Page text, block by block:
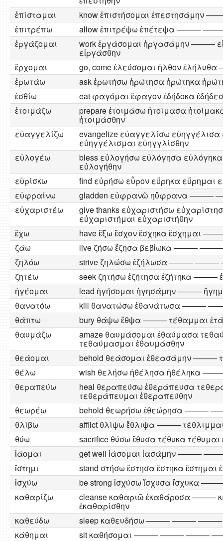
ἐπίσταμαι
know ἐπιστήσομαι ἐπεστησάμην
ἐπιτρέπω
allow ἐπιτρέψω ἐπέτεψα ———
ἐργάζομαι
work ἐργάσομαι ἠργασάμην ———
εἰργάσθην
ἔρχομαι
go, come ἐλεύσομαι ἠλθον
ἐρωτάω
ask ἐρωτήσω ἠρώτησα ἠρώτηκα
ἐσθίω
eat φαγόμαι ἔφαγον ἐδήδοκα
ἐτοιμάζω
prepare ἐτοιμάσω ἡτοίμασα
ἡτοιμάσθην
εὐαγγελίζω
evangelize εὐαγγελίσω εὐηγγέλισα
εὐηγγέλισμαι εὐηγγλίσθην
εὐλογέω
bless εὐλογήσω εὐλόγησα
εὐλογήθην
εὑρίσκω
find εὑρήσω εὗρον εὕρηκα εὕρημαι
εὐφραίνω
gladden εὐφρανῶ ηὔφρανα ———
εὐχαριστέω
give thanks εὐχαριστήσω
εὐχαριστήμαι εὐχαριστήθην
ἔχω
have ἕξω ἔσχον ἔσχηκα ἔσχημαι
ζάω
live ζήσω ἔζησα βεβἰωκα ——— ———
ζηλόω
strive ζηλώσω ἐζήλωσα ———
ζητέω
seek ζητήσω ἐζήτησα ἐζήτηκα ———
ἡγέομαι
lead ἡγήσομαι ἡγησάμην ———
θανατόω
kill θανατώσω ἐθανάτωσα ———
θάπτω
bury θάψω ἔθψα ——— τέθαμμαι
θαυμάζω
amaze θαυμάσομαι ἐθαύμασα
τεθαύμασμαι ἐθαυμάσθην
θεάομαι
behold θεάσομαι ἐθεασάμην ———
θέλω
wish θελήσω ἠθέλησα ἠθέληκα
θεραπεύω
heal θεραπεύσω ἐθεράπευσα
τεθεράπευμαι ἐθεραπεύθην
θεωρέω
behold θεωρήσω ἐθεώρησα
θλίβω
afflict θλίψω ἔθλιψα ——— τέθλιμμαι
θύω
sacrifice θύσω ἔθυσα τέθυκα τέθυμαι
ἰάομαι
get well ἰάσομαι ἰασάμην ———
ἴστημι
stand στήσω ἔστησα ἔστηκα ἔστημαι
ἰσχύω
be strong ἰσχύσω ἴσχυσα ἴσχυκα
καθαρίζω
cleanse καθαριῶ ἐκαθάροσα ———
ἐκαθαρίσθην
καθεύδω
sleep καθευδήσω ——— ———
κάθημαι
sit καθήσομαι ——— ——— ———